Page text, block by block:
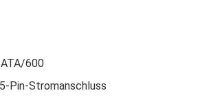
600
Pin-Stromanschluss